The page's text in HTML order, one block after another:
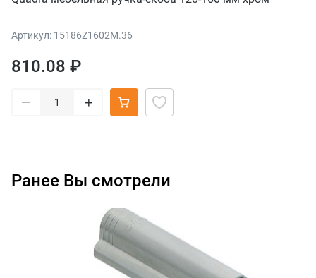
Артикул: 15186Z1602M.36
810.08 ₽
– +
Ранее Вы смотрели